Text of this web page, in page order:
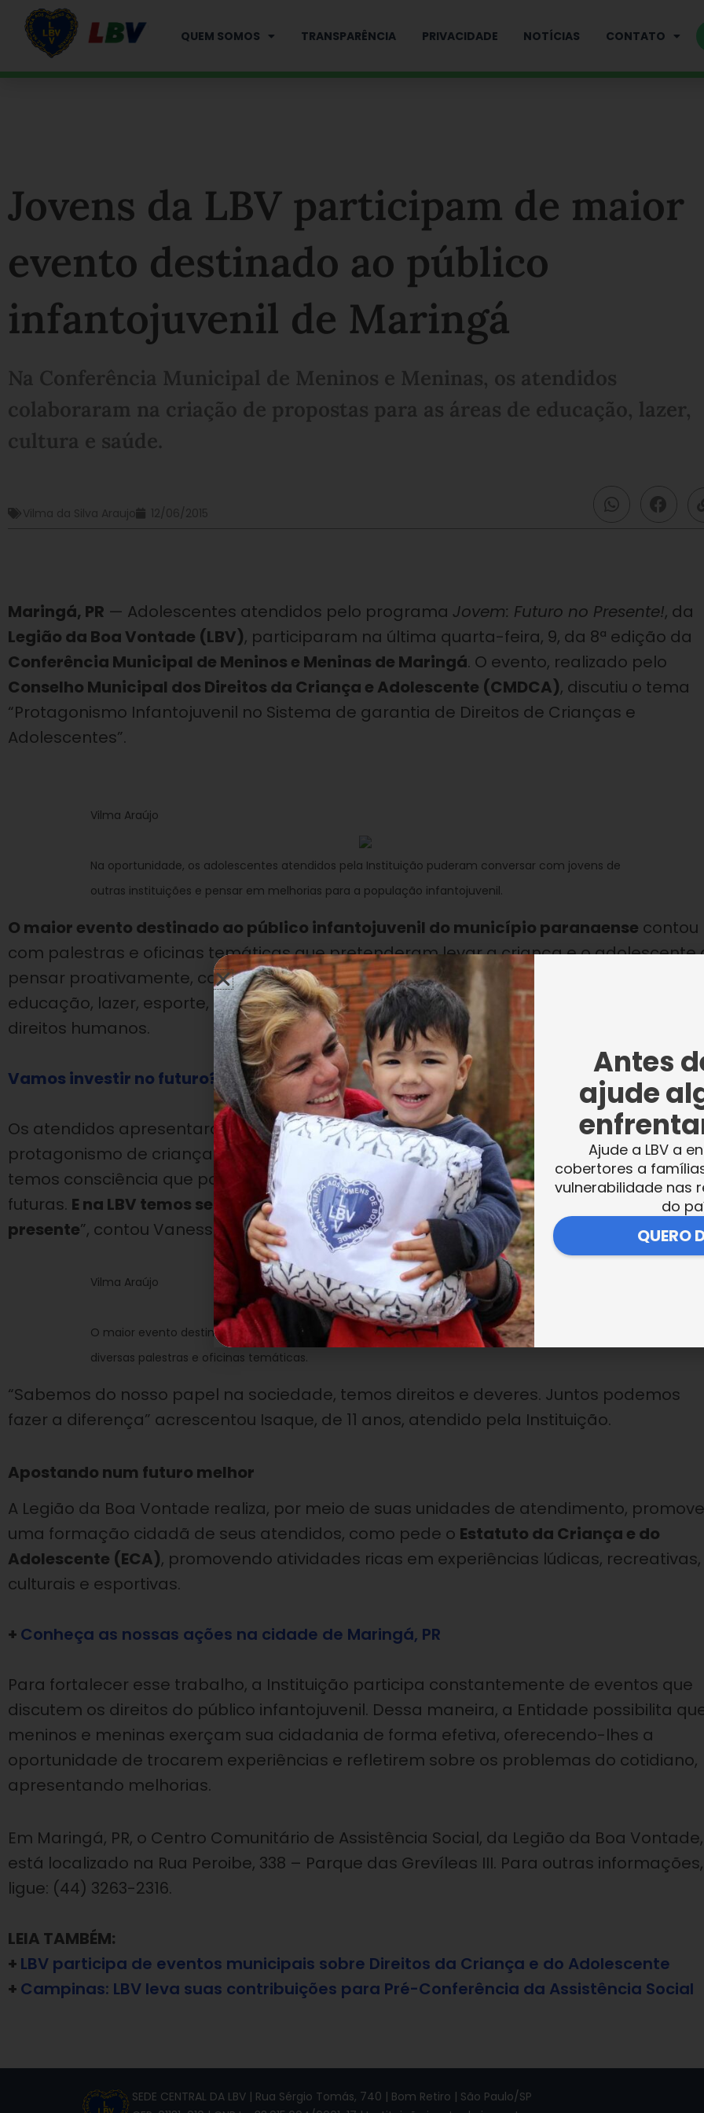
QUEM SOMOS TRANSPARÊNCIA PRIVACIDADE NOTÍCIAS CONTATO
Jovens da LBV participam de maior
evento destinado ao público
infantojuvenil de Maringá
Na Conferência Municipal de Meninos e Meninas, os atendidos
colaboraram na criação de propostas para as áreas de educação, lazer,
cultura e saúde.
Vilma da Silva Araujo 12/06/2015
Maringá, PR — Adolescentes atendidos pelo programa Jovem: Futuro no Presente!, da
Legião da Boa Vontade (LBV), participaram na última quarta-feira, 9, da 8ª edição da
Conferência Municipal de Meninos e Meninas de Maringá. O evento, realizado pelo
Conselho Municipal dos Direitos da Criança e Adolescente (CMDCA), discutiu o tema
“Protagonismo Infantojuvenil no Sistema de garantia de Direitos de Crianças e
Adolescentes”.
Vilma Araújo
Na oportunidade, os adolescentes atendidos pela Instituição puderam conversar com jovens de
outras instituições e pensar em melhorias para a população infantojuvenil.
O maior evento destinado ao público infantojuvenil do município paranaense contou
com palestras e oficinas temáticas que pretenderam levar a criança e o adolescente
pensar proativamente, colaborando na criação de propostas para as áreas de
educação, lazer, esporte, transporte, cultura, saúde, assistência social, habitação e
direitos humanos.
Vamos investir no futuro? AJUDE A LBV!
Os atendidos apresentaram aos demais participantes as contribuições da LBV para o
protagonismo de crianças e adolescentes. “A nossa participação foi muito importante,
temos consciência que podemos fazer um mundo melhor para nós e para gerações
futuras. E na LBV temos sempre essa preocupação, aprendemos que somos o futuro
presente”, contou Vanessa, de 14 anos.
Vilma Araújo
O maior evento destinado a crianças e jovens no município ofereceu aos participantes
diversas palestras e oficinas temáticas.
“Sabemos do nosso papel na sociedade, temos direitos e deveres. Juntos podemos
fazer a diferença” acrescentou Isaque, de 11 anos, atendido pela Instituição.
Apostando num futuro melhor
A Legião da Boa Vontade realiza, por meio de suas unidades de atendimento, promove
uma formação cidadã de seus atendidos, como pede o Estatuto da Criança e do
Adolescente (ECA), promovendo atividades ricas em experiências lúdicas, recreativas,
culturais e esportivas.
+ Conheça as nossas ações na cidade de Maringá, PR
Para fortalecer esse trabalho, a Instituição participa constantemente de eventos que
discutem os direitos do público infantojuvenil. Dessa maneira, a Entidade possibilita
meninos e meninas exerçam sua cidadania de forma efetiva, oferecendo-lhes a
oportunidade de trocarem experiências e refletirem sobre os problemas do cotidiano,
apresentando melhorias.
Em Maringá, PR, o Centro Comunitário de Assistência Social, da Legião da Boa Vontade,
está localizado na Rua Peroibe, 338 – Parque das Grevíleas III. Para outras informações,
ligue: (44) 3263-2316.
LEIA TAMBÉM:
+ LBV participa de eventos municipais sobre Direitos da Criança e do Adolescente
+ Campinas: LBV leva suas contribuições para Pré-Conferência da Assistência Social
SEDE CENTRAL DA LBV | Rua Sérgio Tomás, 740 | Bom Retiro | São Paulo/SP
Antes
ajude
Ajude a LBV a
cobertores a
vulnerabilidade nas
do
QUERO